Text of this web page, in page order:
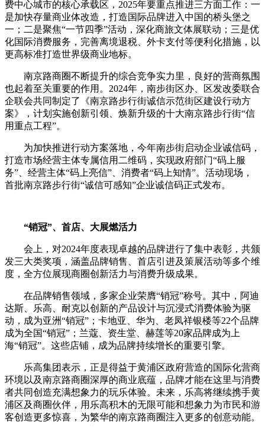
费中心城市的核心承载区，2025年要重点推进三方面工作：一
是加快存量商业体改造，打造国际品牌进入中国的桥头堡之
一；二是聚焦“一节四季”活动，深化商旅文体展联动；三是优
化国际消费服务，完善离境退税、外卡支付等便利化措施，以
更高标准打造世界级商业地标。
南京路商圈不断提升的综合竞争实力里，良好的营商氛围
也起着至关重要的作用。2024年，南步街区办、区发改委联合
企联会共同制定了《南京路步行街诚信示范街区建设行动方
案》，计划实施创新引领、焕新升级的十大南京路步行街“信
用重点工程”。
为加快推进行动方案落地，今年南步街启动企业诚信码，
打造市场经营主体专属信用二维码，实现政府部门“码上服
务”、经营主体“码上亮信”、消费者“码上知情”。活动现场，
首批南京路步行街“诚信可感知”企业诚信码正式发布。
“销冠”、首店、大展燃活力
会上，对2024年度表现卓越的品牌进行了集中表彰，共颁
发三大类奖项，涵盖品牌销售、首店引进及策展活动等多个维
度，全方位展现商圈创新活力与消费升级成果。
在品牌销售领域，多家企业荣膺“销冠”称号。其中，阿迪
达斯、乐高、耐克以创新的产品设计与沉浸式消费体验为驱
动，成为亚洲“销冠”；卡地亚、华为、老凤祥银楼等22个品牌
成为全国“销冠”；兰蔻、资生堂、赫莲等20家品牌成为上
海“销冠”。这些店铺，成为品牌持续增长的重要引擎。
乐高集团表示，正是得益于黄浦区政府营造的国际化营商
环境以及南京路商圈深厚的商业底蕴，品牌才能在这里与消费
者共同创造充满想象力的玩乐体验。未来，乐高将继续携手黄
浦区及商圈伙伴，用乐高积木的无限可能和想象力为市民和游
客创造更多惊喜，为繁华的南京路商圈注入更多的创意动能。